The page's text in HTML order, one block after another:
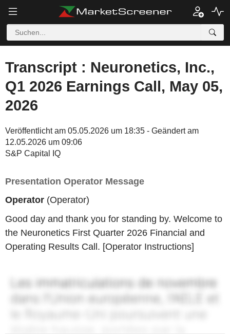
Transcript : Neuronetics, Inc.,
Q1 2026 Earnings Call, May 05,
2026
Veröffentlicht am 05.05.2026 um 18:35 - Geändert am
12.05.2026 um 09:06
S&P Capital IQ
Presentation Operator Message
Operator (Operator)
Good day and thank you for standing by. Welcome to
the Neuronetics First Quarter 2026 Financial and
Operating Results Call. [Operator Instructions]